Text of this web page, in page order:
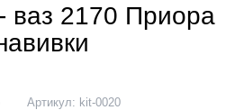
ваз 2170 Приора
Артикул: kit-0020